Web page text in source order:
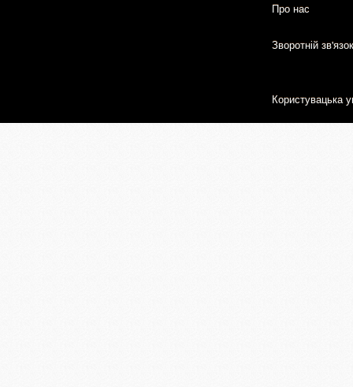
Про нас
Зворотній зв'язок
Користувацька